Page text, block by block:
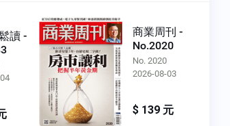
讀 -
商業周刊 -
No.2020
No. 2020
2026-08-03
$ 139 元